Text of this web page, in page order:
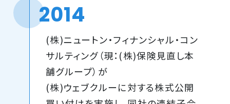
2014
(株)ニュートン・フィナンシャル・コン
サルティング（現：(株)保険見直し本
舗グループ）が
(株)ウェブクルーに対する株式公開